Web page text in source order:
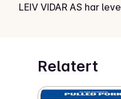
LEIV VIDAR AS har
Relatert